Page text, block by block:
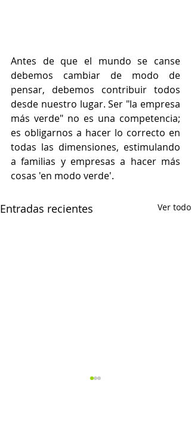
Antes de que el mundo se canse
debemos cambiar de modo de
pensar, debemos contribuir todos
desde nuestro lugar. Ser "la empresa
más verde" no es una competencia;
es obligarnos a hacer lo correcto en
todas las dimensiones, estimulando
a familias y empresas a hacer más
cosas 'en modo verde'.
Entradas recientes Ver todo